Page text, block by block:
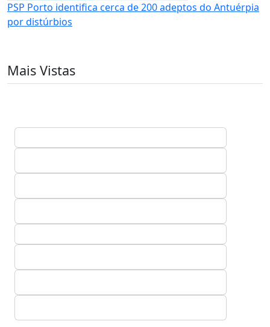
PSP Porto identifica cerca de 200 adeptos do Antuérpia
por distúrbios
Mais Vistas